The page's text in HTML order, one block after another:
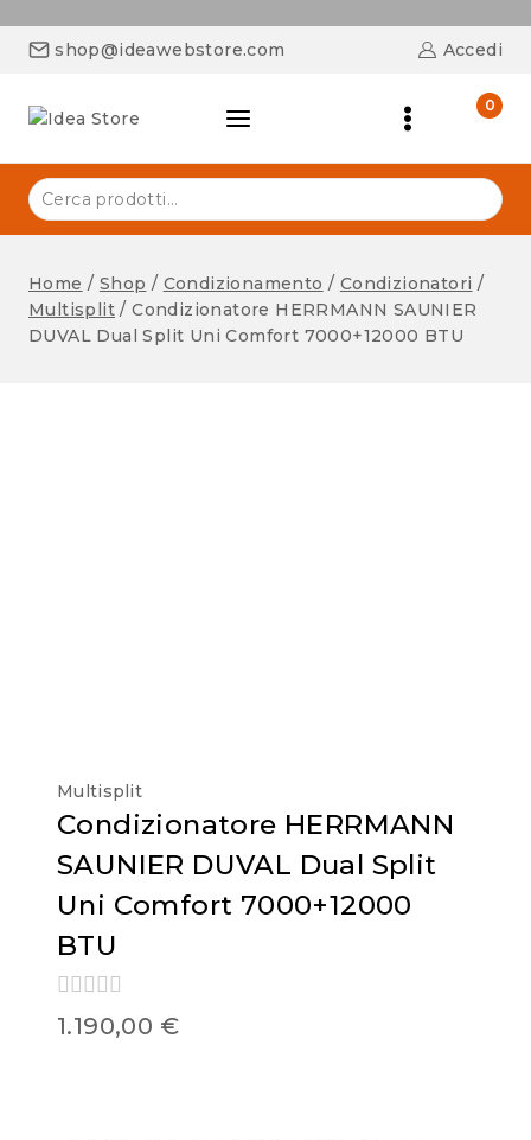
shop@ideawebstore.com Accedi
0
Home / Shop / Condizionamento / Condizionatori /
Multisplit / Condizionatore HERRMANN SAUNIER
DUVAL Dual Split Uni Comfort 7000+12000 BTU
Multisplit
Condizionatore HERRMANN
SAUNIER DUVAL Dual Split
Uni Comfort 7000+12000
BTU
0
out
1.190,00 €